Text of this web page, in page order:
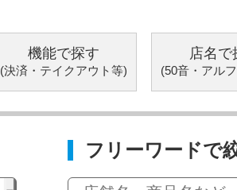
機能で探す
(決済・テイクアウト等)
店名で
(50音・アル
フリーワードで